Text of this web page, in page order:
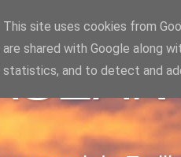
This site uses cookies from
are shared with Google along
statistics, and to detect and